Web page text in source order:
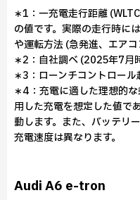
∗1：一充電走行距離
の値です。実際の走行時に
や運転方法 (急発進、エア
∗2：自社調べ (2025年7月
∗3：ローンチコントロール
∗4：充電に適した理想的
用した充電を想定した値で
動します。また、バッテリ
充電速度は異なります。
Audi A6 e-tron